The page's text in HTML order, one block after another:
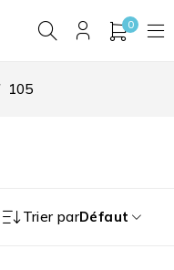
0
105
Trier parDéfaut